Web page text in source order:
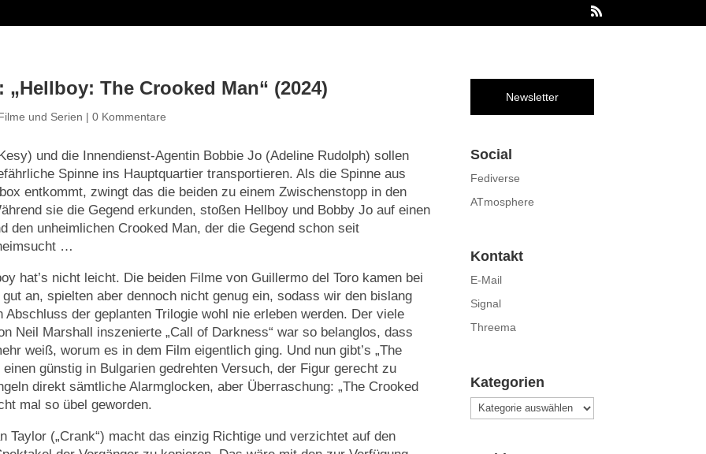
„Hellboy: The Crooked Man“ (2024)
und Serien | 0 Kommentare
und die Innendienst-Agentin Bobbie Jo (Adeline Rudolph) sollen
Spinne ins Hauptquartier transportieren. Als die Spinne aus
entkommt, zwingt das die beiden zu einem Zwischenstopp in den
sie die Gegend erkunden, stoßen Hellboy und Bobby Jo auf einen
den unheimlichen Crooked Man, der die Gegend schon seit
…
hat’s nicht leicht. Die beiden Filme von Guillermo del Toro kamen bei
an, spielten aber dennoch nicht genug ein, sodass wir den bislang
Abschluss der geplanten Trilogie wohl nie erleben werden. Der viele
Neil Marshall inszenierte „Call of Darkness“ war so belanglos, dass
weiß, worum es in dem Film eigentlich ging. Und nun gibt’s „The
einen günstig in Bulgarien gedrehten Versuch, der Figur gerecht zu
direkt sämtliche Alarmglocken, aber Überraschung: „The Crooked
mal so übel geworden.
Taylor („Crank“) macht das einzig Richtige und verzichtet auf den
Newsletter
Social
Fediverse
ATmosphere
Kontakt
E-Mail
Signal
Threema
Kategorien
Kategorien